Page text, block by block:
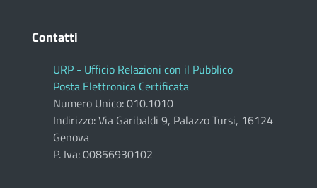
Contatti
URP - Ufficio Relazioni con il Pubblico
Posta Elettronica Certificata
Numero Unico: 010.1010
Indirizzo: Via Garibaldi 9, Palazzo Tursi, 16124
Genova
P. Iva: 00856930102